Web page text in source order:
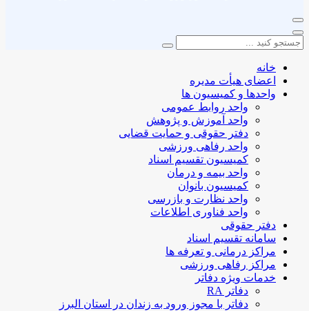
خانه
اعضای هیأت مدیره
واحدها و کمیسیون ها
واحد روابط عمومی
واحد آموزش و پژوهش
دفتر حقوقی و حمایت قضایی
واحد رفاهی ورزشی
کمیسیون تقسیم اسناد
واحد بیمه و درمان
کمیسیون بانوان
واحد نظارت و بازرسی
واحد فناوری اطلاعات
دفتر حقوقی
سامانه تقسیم اسناد
مراکز درمانی و تعرفه ها
مراکز رفاهی ورزشی
خدمات ویژه دفاتر
دفاتر RA
دفاتر با مجوز ورود به زندان در استان البرز